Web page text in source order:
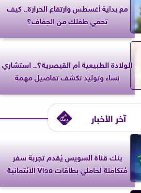
مع بداية أغسطس وارتفاع الحرارة.. كيف
تحمي طفلك من الجفاف؟
الولادة الطبيعية أم القيصرية؟.. استشاري
نساء وتوليد تكشف تفاصيل مهمة
آخر الأخبار
بنك قناة السويس يُقدم تجربة سفر
مُتكاملة لحاملي بطاقات Visa الائتمانية